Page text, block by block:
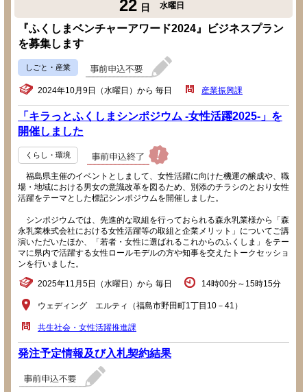
22 日 水曜日
『ふくしまベンチャーアワード2024』ビジネスプラン
を募集します
しごと・産業
2024年10月9日（水曜日）から 毎日 産業振興課
「キラっとふくしまシンポジウム -女性活躍2025-」を
開催しました
くらし・環境
福島県主催のイベントとしまして、女性活躍に向けた機運の醸成や、職
場・地域における男女の意識改革を図るため、別添のチラシのとおり女性
活躍をテーマとした標記シンポジウムを開催しました。
シンポジウムでは、先進的な取組を行っておられる森永乳業様から「森
永乳業株式会社における女性活躍等の取組と企業メリット」についてご講
演いただいたほか、「若者・女性に選ばれるこれからのふくしま」をテー
マに県内で活躍する女性ロールモデルの方や知事を交えたトークセッショ
ンを行いました。
2025年11月5日（水曜日）から 毎日 14時00分～15時15分
ウェディング エルティ（福島市野田町1丁目10－41）
共生社会・女性活躍推進課
発注予定情報及び入札契約結果